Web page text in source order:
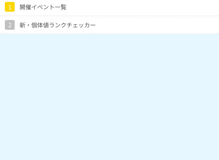
1 開催イベント一覧
2 新・個体値ランクチェッカー